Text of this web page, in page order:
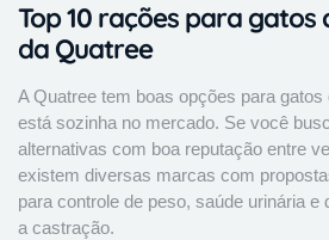
Top 10 rações para
da Quatree
A Quatree tem boas opções para
está sozinha no mercado. Se você
alternativas com boa reputação entre
existem diversas marcas com
para controle de peso, saúde urinária e
a castração.